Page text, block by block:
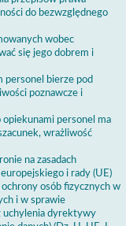
do bezwzględnego
wobec
się jego dobrem i
personel bierze pod
poznawcze i
personel ma
wrażliwość
na zasadach
i rady (UE)
osób fizycznych w
i w sprawie
uchylenia dyrektywy